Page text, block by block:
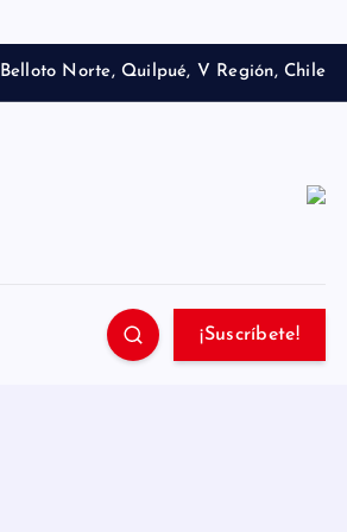
Belloto Norte, Quilpué, V Región, Chile
¡Suscríbete!